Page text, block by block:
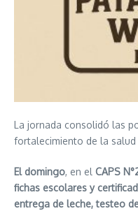
La jornada consolidó las
fortalecimiento de la
El domingo, en el CAPS
fichas escolares y
entrega de leche, testeo